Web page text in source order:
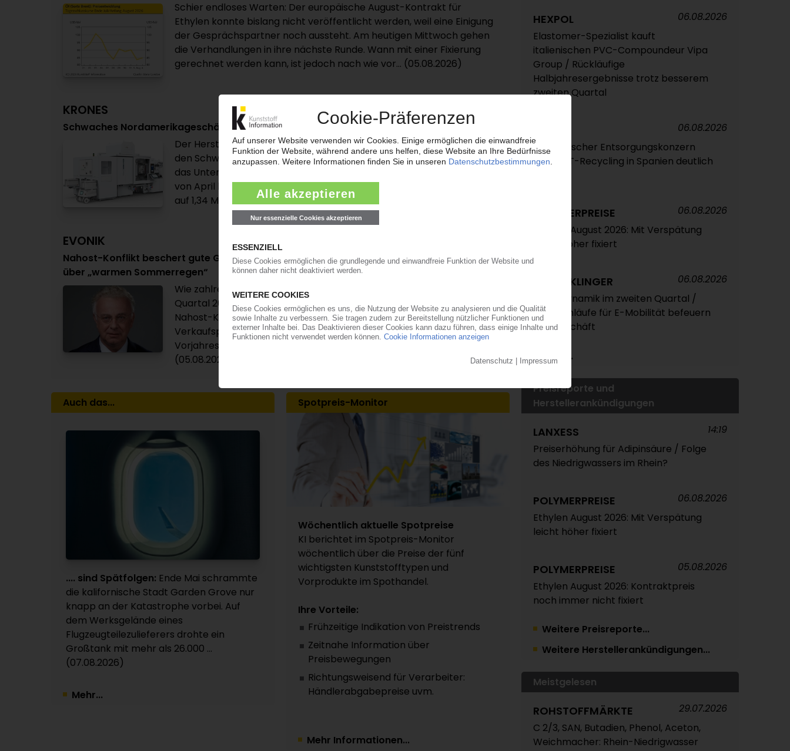
Schier endloses Warten: Der europäische August-Kontrakt für
Ethylen konnte bislang nicht veröffentlicht werden, weil eine Einigung
der Gesprächspartner noch aussteht. Am heutigen Mittwoch gehen
die Verhandlungen in ihre nächste Runde. Wann mit einer Fixierung
gerechnet werden kann, ist jedoch nach wie vor... (05.08.2026)
KRONES
Schwaches Nordamerikageschäft belastet Spritzgießtochter Netstal
Der Hersteller von Abfüll- und Verpackungsmaschinen Krones hat
den Schwung aus dem ersten Quartal 2026 beibehalten können: Wie
das Unternehmen mitteilte, stieg der Auftragseingang konzernweit
von April bis Juni gegenüber dem Vorjahreszeitraum um 3,5 Prozent
auf 1,34 Mrd EUR. Damit erhöhte sich das... (05.08.2026)
EVONIK
Nahost-Konflikt beschert gute Geschäfte im zweiten Quartal / CEO Kullmann freut sich
über „warmen Sommerregen“
Wie zahlreiche andere Kunststofferzeuger hat auch Evonik im zweiten
Quartal 2026 von den Marktverwerfungen profitiert, die aus dem
Nahost-Konflikt resultierten. Erhöhte Absatzmengen und
Verkaufspreise trieben den Umsatz gegenüber dem vergleichbaren
Vorjahreswert um 11 Prozent auf 3,89 Mrd EUR nach oben,...
(05.08.2026)
Auch das...
.... sind Spätfolgen: Ende Mai schrammte
die kalifornische Stadt Garden Grove nur
knapp an der Katastrophe vorbei. Auf
dem Werksgelände eines
Flugzeugteilezulieferers drohte ein
Großtank mit mehr als 26.000 ...
(07.08.2026)
Mehr...
Spotpreis-Monitor
Wöchentlich aktuelle Spotpreise
KI berichtet im Spotpreis-Monitor
wöchentlich über die Preise der fünf
wichtigsten Kunststofftypen und
Vorprodukte im Spothandel.
Ihre Vorteile:
Frühzeitige Indikation von Preistrends
Zeitnahe Information über
Preisbewegungen
Richtungsweisend für Verarbeiter:
Händlerabgabepreise uvm.
Mehr Informationen...
HEXPOL
Elastomer-Spezialist kauft
italienischen PVC-Compoundeur Vipa
Group / Rückläufige
Halbjahresergebnisse trotz besserem
zweiten Quartal
06.08.2026
Französischer Entsorgungskonzern
baut PET-Recycling in Spanien deutlich
06.08.2026
POLYMERPREISE
Ethylen August 2026: Mit Verspätung
leicht höher fixiert
06.08.2026
ELRINGKLINGER
Hohe Dynamik im zweiten Quartal /
Serienanläufe für E-Mobilität befeuern
das Geschäft
06.08.2026
Mehr...
Preisreporte und
Herstellerankündigungen
LANXESS
Preiserhöhung für Adipinsäure / Folge
des Niedrigwassers im Rhein?
14:19
POLYMERPREISE
Ethylen August 2026: Mit Verspätung
leicht höher fixiert
06.08.2026
POLYMERPREISE
Ethylen August 2026: Kontraktpreis
noch immer nicht fixiert
05.08.2026
Deutliche Preiserhöhungen für
Polystyrol, ABS und SAN
POLYMERPREISE
Vorprodukte Juli/August 2026
04.08.2026
Weitere Preisreporte...
Weitere Herstellerankündigungen...
Meistgelesen
ROHSTOFFMÄRKTE
C 2/3, SAN, Butadien, Phenol, Aceton,
Weichmacher: Rhein-Niedrigwasser
29.07.2026